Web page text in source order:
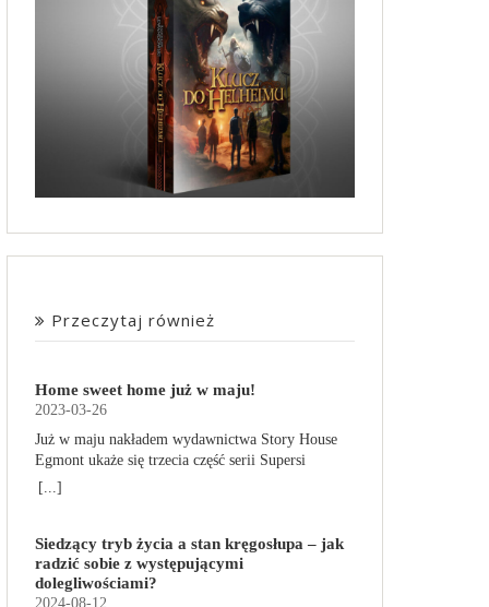
Przeczytaj również
Home sweet home już w maju!
2023-03-26
Już w maju nakładem wydawnictwa Story House
Egmont ukaże się trzecia część serii Supersi
scenarzysty Frederic Maupome. Ten tom nosi tytuł
obdarzone supermocami i wspomagane przez
robota o imieniu Al. Są rozdarte między chęcią
prowadzenia normalnego życia wśród ludzi a
[...]
Siedzący tryb życia a stan kręgosłupa – jak
radzić sobie z występującymi
dolegliwościami?
2024-08-12